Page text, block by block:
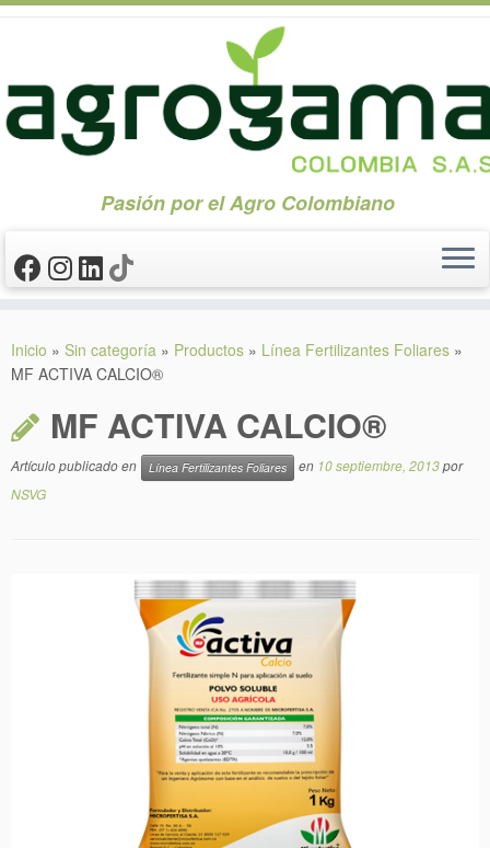
contenido
Pasión por el Agro Colombiano
Inicio » Sin categoría » Productos » Línea Fertilizantes Foliares »
MF ACTIVA CALCIO®
MF ACTIVA CALCIO®
Artículo publicado en Línea Fertilizantes Foliares en 10 septiembre, 2013por
NSVG